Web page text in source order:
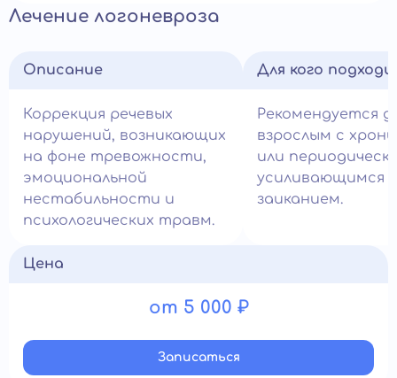
Лечение логоневроза
Описание
Коррекция речевых
нарушений, возникающих
на фоне тревожности,
эмоциональной
нестабильности и
психологических травм.
Для кого
Рекомендуется
взрослым с
или
усиливающимся
заиканием.
Цена
от 5 000 ₽
Записатьcя